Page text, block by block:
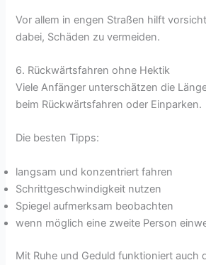
Vor allem in engen Straßen hilft
dabei, Schäden zu vermeiden.
6. Rückwärtsfahren ohne Hektik
Viele Anfänger unterschätzen die
beim Rückwärtsfahren oder Einparken.
Die besten Tipps:
langsam und konzentriert fahren
Schrittgeschwindigkeit nutzen
Spiegel aufmerksam beobachten
wenn möglich eine zweite Person
Mit Ruhe und Geduld funktioniert auch